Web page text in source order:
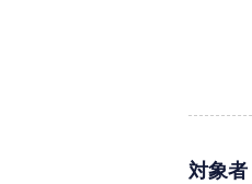
対象者